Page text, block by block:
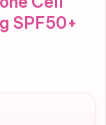
SPF50+